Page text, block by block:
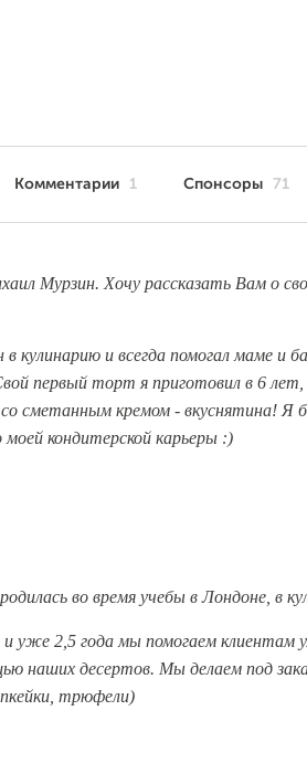
Комментарии 1 Спонсоры 71
Мурзин. Хочу рассказать Вам о
кулинарию и всегда помогал маме и
первый торт я приготовил в 6
сметанным кремом - вкуснятина! Я
кондитерской карьеры :)
во время учебы в Лондоне, в
уже 2,5 года мы помогаем клиентам
наших десертов. Мы делаем под
трюфели)